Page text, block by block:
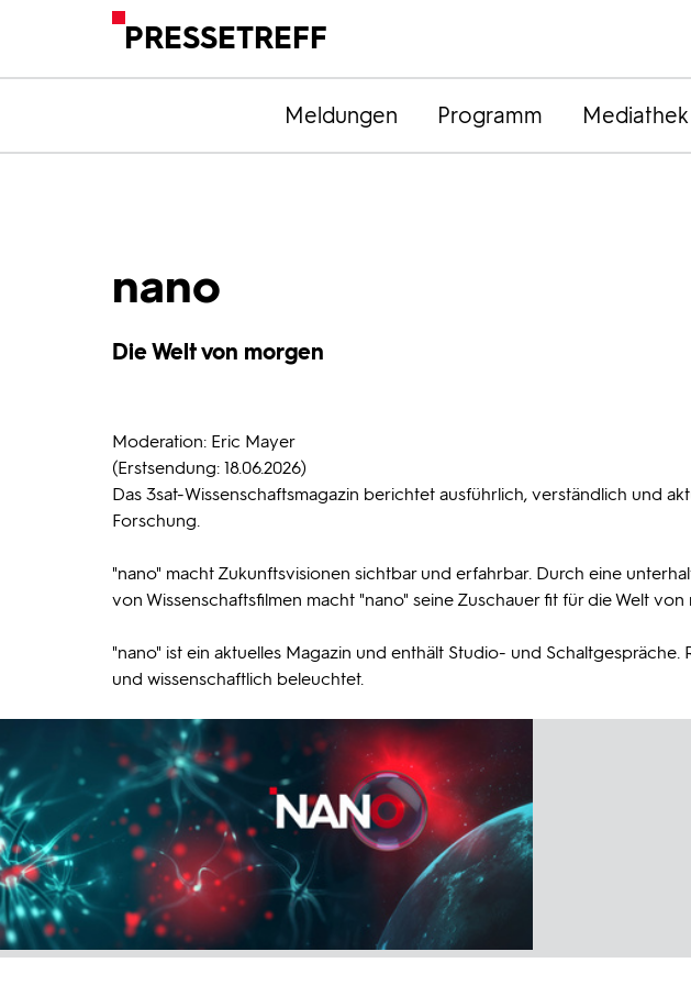
PRESSETREFF
Meldungen Programm Mediathek
nano
Die Welt von morgen
Moderation: Eric Mayer
(Erstsendung: 18.06.2026)
Das 3sat-Wissenschaftsmagazin berichtet ausführlich, verständlich und
Forschung.
"nano" macht Zukunftsvisionen sichtbar und erfahrbar. Durch eine
von Wissenschaftsfilmen macht "nano" seine Zuschauer fit für die Welt von
"nano" ist ein aktuelles Magazin und enthält Studio- und
und wissenschaftlich beleuchtet.